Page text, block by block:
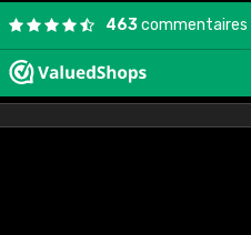
463commentaires